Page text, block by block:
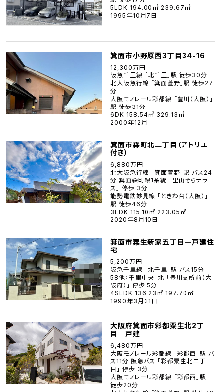
5LDK 194.00㎡ 239.67㎡
1995年10月7日
箕面市小野原西3丁目34-16
12,300万円
阪急千里線 「北千里」駅 徒歩30分
北大阪急行線 「箕面萱野」駅 徒歩27
分
大阪モノレール彩都線 「豊川（大阪）」
駅 徒歩31分
6DK 158.54㎡ 329.13㎡
2000年12月
箕面市森町北二丁目（アトリエ
付き）
6,880万円
北大阪急行線 「箕面萱野」駅 バス24
分 箕面森町線1系統 「里山そらテラ
ス」 停歩 3分
能勢電鉄妙見線 「ときわ台（大阪）」
駅 徒歩46分
3LDK 115.10㎡ 223.05㎡
2020年8月10日
箕面市粟生新家五丁目一戸建住
宅
5,200万円
阪急千里線 「北千里」駅 バス15分
58他：千里中央-北 「豊川支所前（大
阪府）」 停歩 5分
4SLDK 136.23㎡ 197.70㎡
1990年3月31日
大阪府箕面市彩都粟生北2丁
目 戸建
6,480万円
大阪モノレール彩都線 「彩都西」駅 バ
ス11分 阪急バス 「彩都粟生北二丁
目」 停歩 3分
大阪モノレール彩都線 「彩都西」駅
徒歩20分